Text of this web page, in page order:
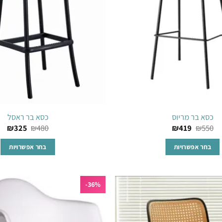
כסא בר מריוס
₪550
₪419
בחר אפשרויות
זה
יש
מספר
סוגים.
כסא בר ראסל
₪480
₪325
בחר אפשרויות
יש
הוסף
לרשימת
36%-